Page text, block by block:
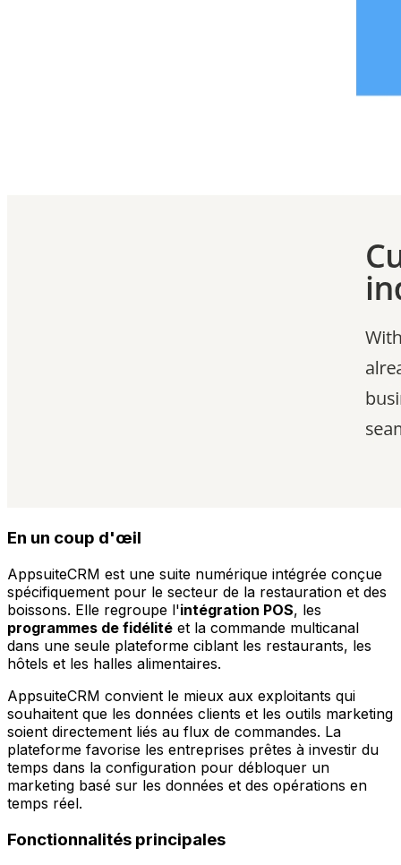
En un coup d'œil
AppsuiteCRM est une suite numérique intégrée conçue
spécifiquement pour le secteur de la restauration et des
boissons. Elle regroupe l'intégration POS, les
programmes de fidélité et la commande multicanal
dans une seule plateforme ciblant les restaurants, les
hôtels et les halles alimentaires.
AppsuiteCRM convient le mieux aux exploitants qui
souhaitent que les données clients et les outils marketing
soient directement liés au flux de commandes. La
plateforme favorise les entreprises prêtes à investir du
temps dans la configuration pour débloquer un
marketing basé sur les données et des opérations en
temps réel.
Fonctionnalités principales